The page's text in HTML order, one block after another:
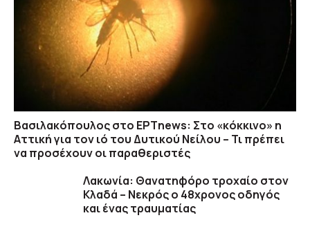
Βασιλακόπουλος στο ΕΡΤnews: Στο «κόκκινο» η
Αττική για τον ιό του Δυτικού Νείλου – Τι πρέπει
να προσέχουν οι παραθεριστές
Λακωνία: Θανατηφόρο τροχαίο στον
Κλαδά – Νεκρός ο 48χρονος οδηγός
και ένας τραυματίας